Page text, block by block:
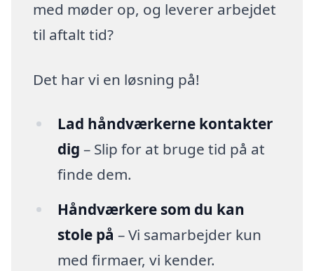
med møder op, og leverer arbejdet
til aftalt tid?
Det har vi en løsning på!
Lad håndværkerne kontakter
dig – Slip for at bruge tid på at
finde dem.
Håndværkere som du kan
stole på – Vi samarbejder kun
med firmaer, vi kender.